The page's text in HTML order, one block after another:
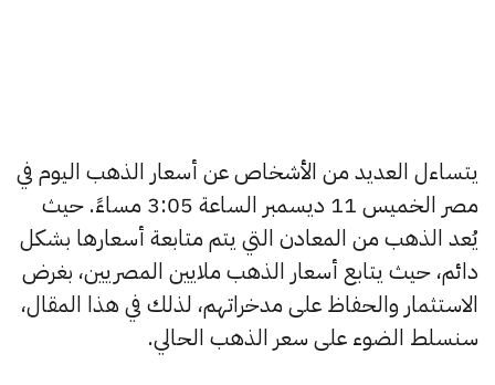
يتساءل العديد من الأشخاص عن أسعار الذهب اليوم في
مصر الخميس 11 ديسمبر الساعة 3:05 مساءً. حيث
يُعد الذهب من المعادن التي يتم متابعة أسعارها بشكل
دائم، حيث يتابع أسعار الذهب ملايين المصريين، بغرض
الاستثمار والحفاظ على مدخراتهم، لذلك في هذا المقال،
سنسلط الضوء على سعر الذهب الحالي.